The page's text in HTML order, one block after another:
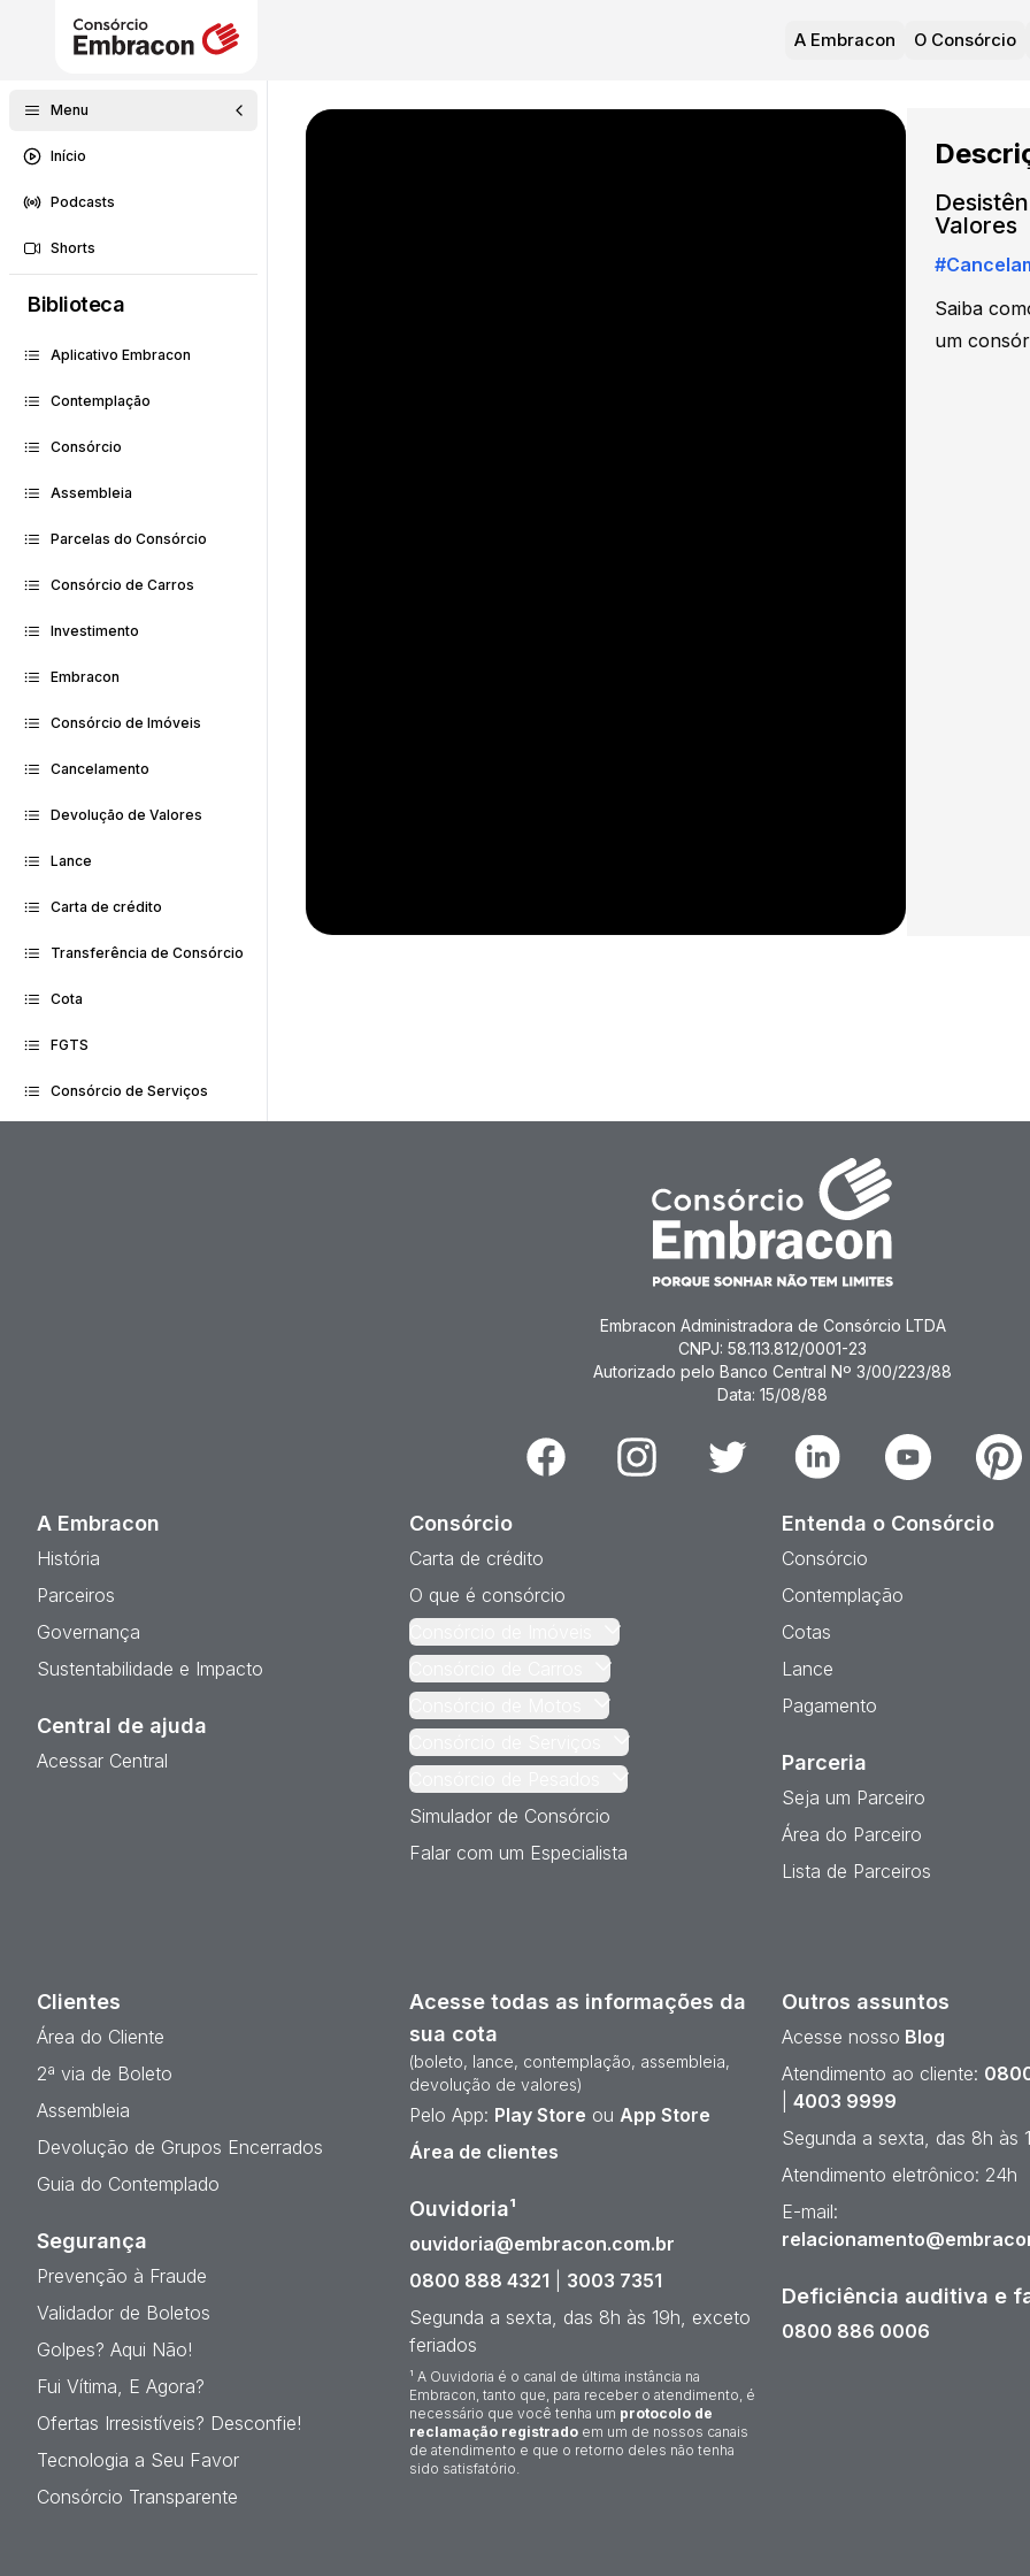
A Embracon O Consórcio
Menu
Início
Podcasts
Shorts
Biblioteca
Aplicativo Embracon
Contemplação
Consórcio
Assembleia
Parcelas do Consórcio
Consórcio de Carros
Investimento
Embracon
Consórcio de Imóveis
Cancelamento
Devolução de Valores
Lance
Carta de crédito
Transferência de Consórcio
Cota
FGTS
Consórcio de Serviços
Valores
#
Saiba
um
Embracon Administradora de Consórcio LTDA
CNPJ: 58.113.812/0001-23
Autorizado pelo Banco Central Nº 3/00/223/88
Data: 15/08/88
Facebook Instagram Twitter Linkedin Youtube
A Embracon
História
Parceiros
Governança
Sustentabilidade e Impacto
Central de ajuda
Acessar Central
Consórcio
Carta de crédito
O que é consórcio
Simulador de Consórcio
Falar com um Especialista
Entenda o Consórcio
Consórcio
Contemplação
Cotas
Lance
Pagamento
Parceria
Seja um Parceiro
Área do Parceiro
Lista de Parceiros
Clientes
Área do Cliente
2ª via de Boleto
Assembleia
Devolução de Grupos Encerrados
Guia do Contemplado
Segurança
Prevenção à Fraude
Validador de Boletos
Golpes? Aqui Não!
Fui Vítima, E Agora?
Ofertas Irresistíveis? Desconfie!
Tecnologia a Seu Favor
Consórcio Transparente
Acesse todas as informações da
sua cota
(boleto, lance, contemplação, assembleia,
devolução de valores)
Pelo App: Play Store ou App Store
Área de clientes
Ouvidoria¹
ouvidoria@embracon.com.br
0800 888 4321
3003 7351
Segunda a sexta, das 8h às 19h, exceto
feriados
¹ A Ouvidoria é o canal de última instância na
Embracon, tanto que, para receber o atendimento, é
necessário que você tenha um protocolo de
reclamação registrado em um de nossos canais
de atendimento e que o retorno deles não tenha
sido satisfatório.
Outros assuntos
Acesse nosso Blog
Atendimento ao cliente:
4003 9999
Segunda a sexta, das 8h às
Atendimento eletrônico: 24h
E-mail:
Deficiência auditiva e
0800 886 0006